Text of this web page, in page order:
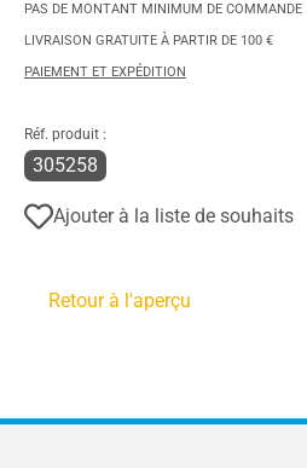
PAS DE MONTANT MINIMUM DE COMMANDE
LIVRAISON GRATUITE À PARTIR DE 100 €
PAIEMENT ET EXPÉDITION
Réf. produit :
305258
Ajouter à la liste de souhaits
Retour à l'aperçu